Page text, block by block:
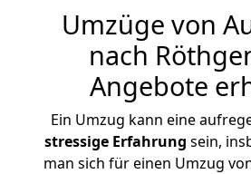
Umzüge von
nach
Angebote
Ein Umzug kann eine
stressige Erfahrung sein,
man sich für einen Umzug